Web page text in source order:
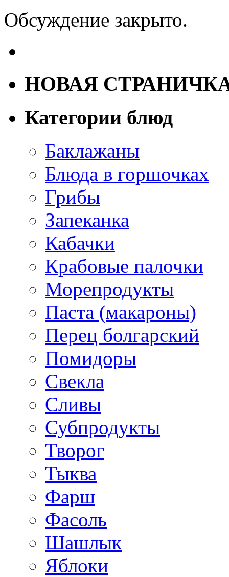
Обсуждение закрыто.
НОВАЯ
Категории блюд
Баклажаны
Блюда в горшочках
Грибы
Запеканка
Кабачки
Крабовые палочки
Морепродукты
Паста (макароны)
Перец болгарский
Помидоры
Свекла
Сливы
Субпродукты
Творог
Тыква
Фарш
Фасоль
Шашлык
Яблоки